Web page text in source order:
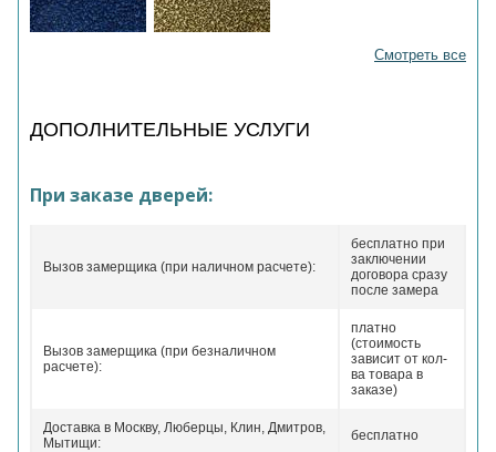
Смотреть все
ДОПОЛНИТЕЛЬНЫЕ УСЛУГИ
При заказе дверей:
Вызов замерщика (при наличном расчете):
бесплатно при
заключении
договора сразу
после замера
Вызов замерщика (при безналичном
расчете):
платно
(стоимость
зависит от кол-
ва товара в
заказе)
Доставка в Москву, Люберцы, Клин, Дмитров,
Мытищи:
бесплатно